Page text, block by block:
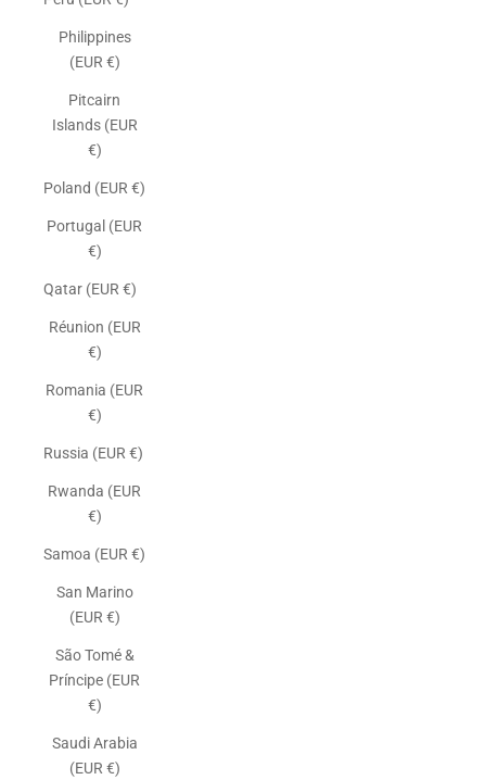
Philippines
(EUR €)
Pitcairn
Islands (EUR
€)
Poland (EUR €)
Portugal (EUR
€)
Qatar (EUR €)
Réunion (EUR
€)
Romania (EUR
€)
Russia (EUR €)
Rwanda (EUR
€)
Samoa (EUR €)
San Marino
(EUR €)
São Tomé &
Príncipe (EUR
€)
Saudi Arabia
(EUR €)